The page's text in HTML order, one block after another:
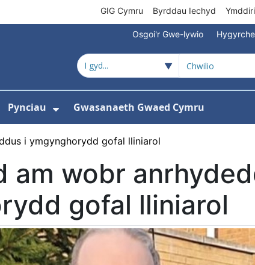
GIG Cymru Byrddau Iechyd
Osgoi'r Gwe-lywio
ni
ar gyfer Newyddion
Pynciau Gwasanaeth Gwaed Cymru
i ymgynghorydd gofal lliniarol
am wobr
gofal lliniarol